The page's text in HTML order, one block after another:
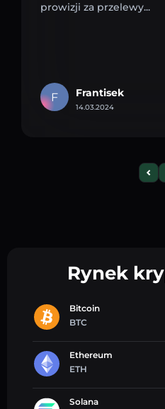
prowizji za przelewy...
F Frantisek
14.03.2024
Rynek
Bitcoin
BTC
Ethereum
ETH
Solana